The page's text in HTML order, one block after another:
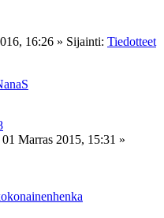
16:26 » Sijainti: Tiedotteet
01 Marras 2015, 15:31 »